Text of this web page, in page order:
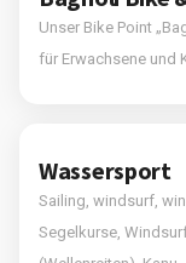
Unser Bike Point
für Erwachsene und
Wassersport
Sailing, windsurf,
Segelkurse,